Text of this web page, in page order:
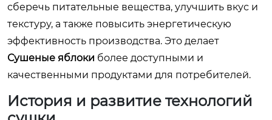
сберечь питательные вещества, улучшить вкус и
текстуру, а также повысить энергетическую
эффективность производства. Это делает
Сушеные яблоки более доступными и
качественными продуктами для потребителей.
История и развитие технологий